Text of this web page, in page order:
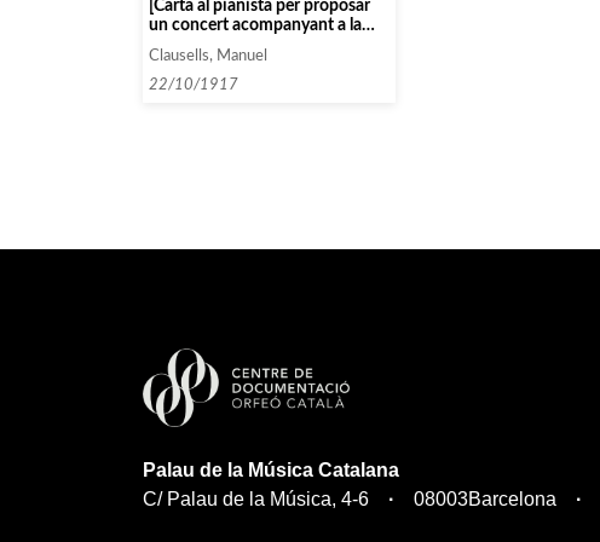
[Carta al pianista per proposar
un concert acompanyant a la
Clausells, Manuel
22/10/1917
Palau de la Música Catalana
C/ Palau de la Música, 4-6
08003Barcelona